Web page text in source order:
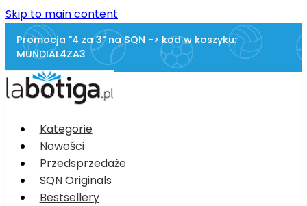
Skip to main content
Promocja "4 za 3" na SQN -> kod w koszyku:
MUNDIAL4ZA3
Kategorie
Nowości
Przedsprzedaże
SQN Originals
Bestsellery